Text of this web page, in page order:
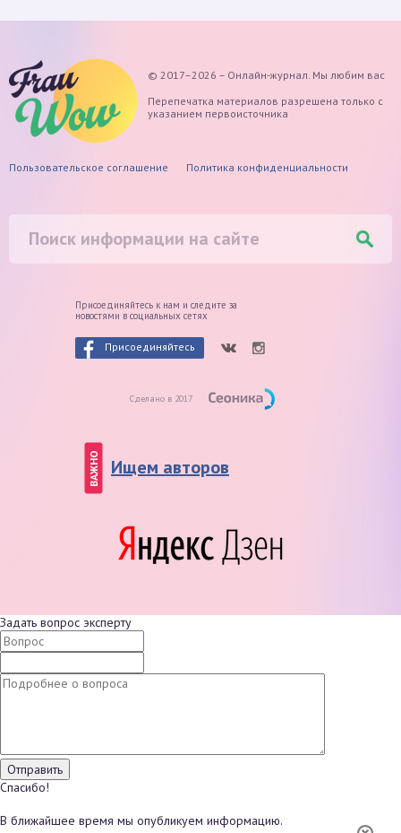
© 2017–2026 – Онлайн-журнал. Мы любим вас
Перепечатка материалов разрешена только с
указанием первоисточника
Пользовательское соглашение Политика конфиденциальности
Присоединяйтесь к нам и следите за
новостями в социальных сетях
Присоединяйтесь
Сделано в 2017
ВАЖНО Ищем авторов
Задать вопрос эксперту
Спасибо!
В ближайшее время мы опубликуем информацию.